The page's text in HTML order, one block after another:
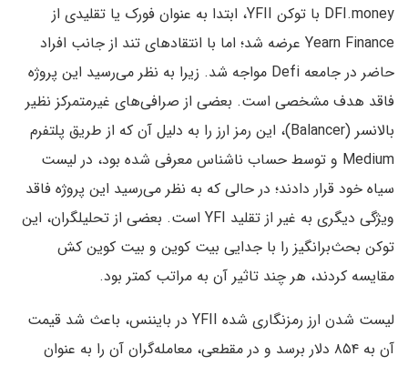
DFI.money با توکن YFII، ابتدا به عنوان فورک یا تقلیدی از
Yearn Finance عرضه شد؛ اما با انتقادهای تند از جانب افراد
حاضر در جامعه Defi مواجه شد. زیرا به نظر می‌رسید این پروژه
فاقد هدف مشخصی است. بعضی از صرافی‌های غیرمتمرکز نظیر
بالانسر (Balancer)، این رمز ارز را به دلیل آن که از طریق پلتفرم
Medium و توسط حساب ناشناس معرفی شده بود، در لیست
سیاه خود قرار دادند؛ در حالی که به نظر می‌رسید این پروژه فاقد
ویژگی دیگری به غیر از تقلید YFI است. بعضی از تحلیلگران، این
توکن بحث‌برانگیز را با جدایی بیت کوین و بیت کوین کش
مقایسه کردند، هر چند تاثیر آن به مراتب کمتر بود.
لیست شدن ارز رمزنگاری شده YFII در بایننس، باعث شد قیمت
آن به ۸۵۴ دلار برسد و در مقطعی، معامله‌گران آن را به عنوان